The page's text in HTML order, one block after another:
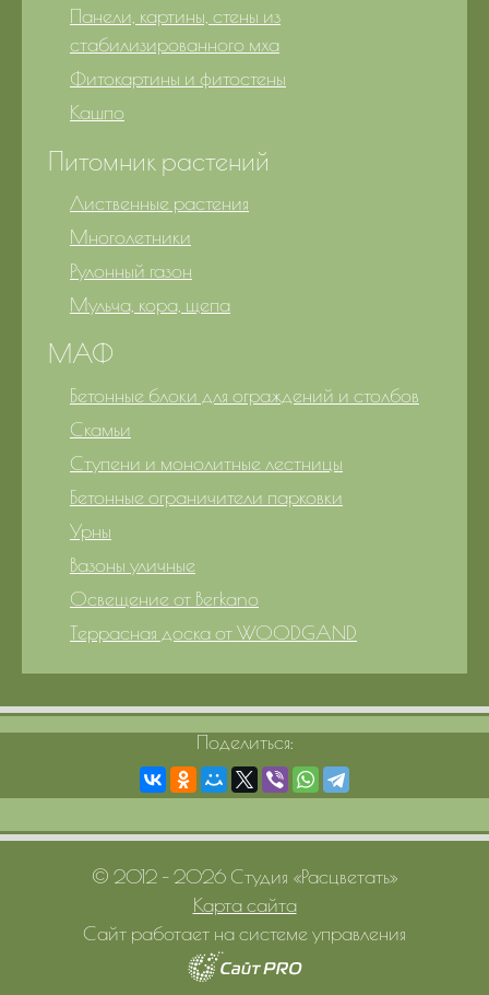
Панели, картины, стены из
стабилизированного мха
Фитокартины и фитостены
Кашпо
Питомник растений
Лиственные растения
Многолетники
Рулонный газон
Мульча, кора, щепа
МАФ
Бетонные блоки для ограждений и столбов
Скамьи
Ступени и монолитные лестницы
Бетонные ограничители парковки
Урны
Вазоны уличные
Освещение от Berkano
Террасная доска от WOODGAND
Поделиться:
© 2012 – 2026 Студия «Расцветать»
Карта сайта
Сайт работает на системе управления